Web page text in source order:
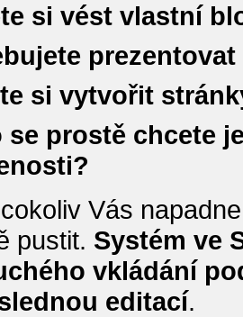
si vést vlastní
si vytvořit
se prostě chcete
Vás
pustit. Systém ve
vkládání
editací.